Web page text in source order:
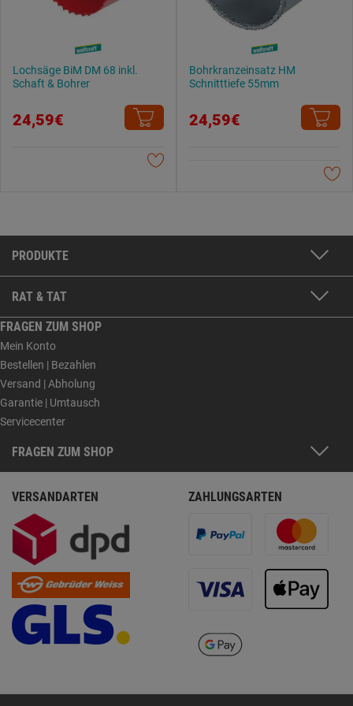
Lochsäge BiM DM 68 inkl.
Schaft & Bohrer
24,59€
Bohrkranzeinsatz HM
Schnitttiefe 55mm
24,59€
PRODUKTE
RAT & TAT
FRAGEN ZUM SHOP
Mein Konto
Bestellen | Bezahlen
Versand | Abholung
Garantie | Umtausch
Servicecenter
FRAGEN ZUM SHOP
VERSANDARTEN ZAHLUNGSARTEN